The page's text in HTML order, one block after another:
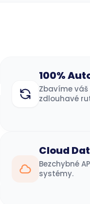
100%
Zbavíme
zdlouhavé
Cloud
Bezchybné
systémy.